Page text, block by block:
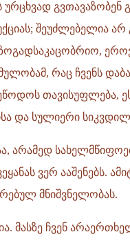
გვთავაზობენ
შეუძლებელია
რაც ჩვენს
თავისუფლება,
და სულიერი
არამედ
ვერ ააშენებს.
მნიშვნელობას.
მასზე ჩვენ